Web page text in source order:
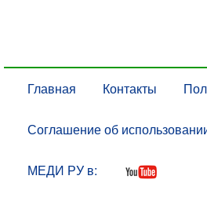
Главная Контакты
Соглашение об
МЕДИ РУ в: